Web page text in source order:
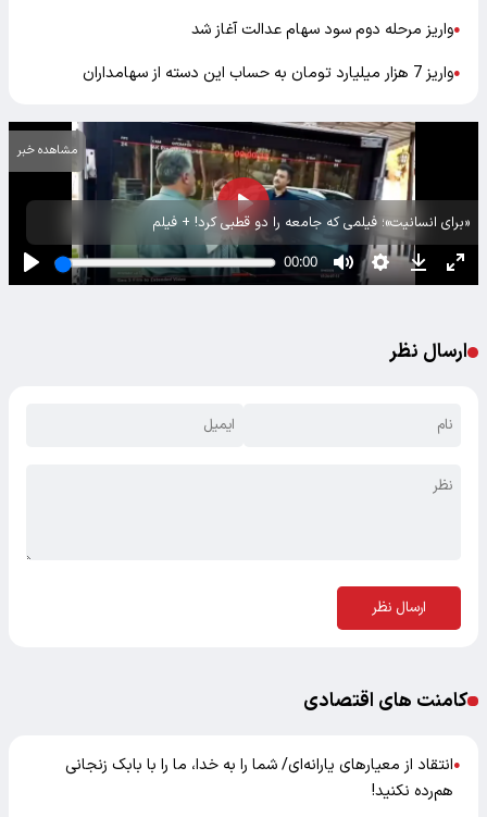
●واریز مرحله دوم سود سهام عدالت آغاز شد
●واریز 7 هزار میلیارد تومان به حساب این دسته از سهامداران
«برای انسانیت»؛ فیلمی که جامعه را دو قطبی کرد! + فیلم
مشاهده خبر
ارسال نظر
ارسال نظر
کامنت های اقتصادی
●انتقاد از معیارهای یارانه‌ای/ شما را به خدا، ما را با بابک زنجانی
هم‌رده نکنید!